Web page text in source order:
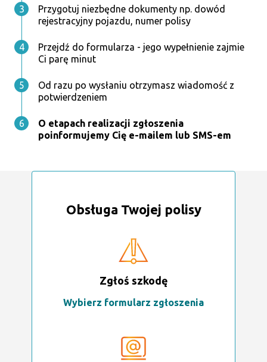
Przygotuj niezbędne dokumenty np. dowód
rejestracyjny pojazdu, numer polisy
Przejdź do formularza - jego wypełnienie zajmie
Ci parę minut
Od razu po wysłaniu otrzymasz wiadomość z
potwierdzeniem
O etapach realizacji zgłoszenia
poinformujemy Cię e-mailem lub SMS-em
Obsługa Twojej polisy
Zgłoś szkodę
Wybierz formularz zgłoszenia